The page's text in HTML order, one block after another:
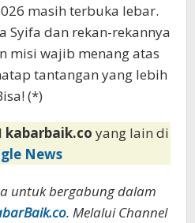
masih terbuka lebar.
Syifa dan rekan-rekannya
misi wajib menang atas
tantangan yang lebih
(*)
kabarbaik.co yang lain di
News
untuk bergabung dalam
. Melalui Channel